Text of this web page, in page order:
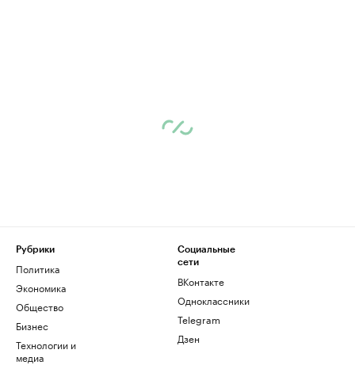
Рубрики
Политика
Экономика
Общество
Бизнес
Технологии и
медиа
Социальные
сети
ВКонтакте
Одноклассники
Telegram
Дзен